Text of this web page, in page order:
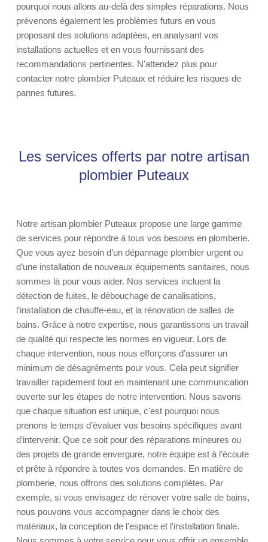
pourquoi nous allons au-delà des simples réparations. Nous
prévenons également les problèmes futurs en vous
proposant des solutions adaptées, en analysant vos
installations actuelles et en vous fournissant des
recommandations pertinentes. N'attendez plus pour
contacter notre plombier Puteaux et réduire les risques de
pannes futures.
Les services offerts par notre artisan
plombier Puteaux
Notre artisan plombier Puteaux propose une large gamme
de services pour répondre à tous vos besoins en plomberie.
Que vous ayez besoin d’un dépannage plombier urgent ou
d’une installation de nouveaux équipements sanitaires, nous
sommes là pour vous aider. Nos services incluent la
détection de fuites, le débouchage de canalisations,
l’installation de chauffe-eau, et la rénovation de salles de
bains. Grâce à notre expertise, nous garantissons un travail
de qualité qui respecte les normes en vigueur. Lors de
chaque intervention, nous nous efforçons d’assurer un
minimum de désagréments pour vous. Cela peut signifier
travailler rapidement tout en maintenant une communication
ouverte sur les étapes de notre intervention. Nous savons
que chaque situation est unique, c'est pourquoi nous
prenons le temps d’évaluer vos besoins spécifiques avant
d’intervenir. Que ce soit pour des réparations mineures ou
des projets de grande envergure, notre équipe est à l’écoute
et prête à répondre à toutes vos demandes. En matière de
plomberie, nous offrons des solutions complètes. Par
exemple, si vous envisagez de rénover votre salle de bains,
nous pouvons vous accompagner dans le choix des
matériaux, la conception de l’espace et l’installation finale.